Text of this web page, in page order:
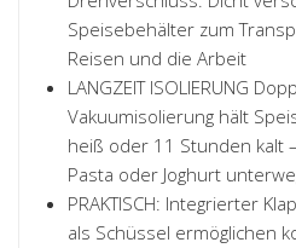
Speisebehälter zum
Reisen und die Arbeit
LANGZEIT ISOLIERUNG
Vakuumisolierung hält
heiß oder 11 Stunden kalt
Pasta oder Joghurt
PRAKTISCH: Integrierter
als Schüssel ermöglichen